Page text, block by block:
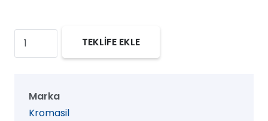
Kromasil
100
Kolon,
TEKLİFE EKLE
Marka
Kromasil